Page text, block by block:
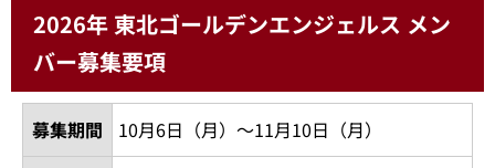
2026年 東北ゴールデンエンジェルス メン
バー募集要項
募集期間 10月6日（月）～11月10日（月）